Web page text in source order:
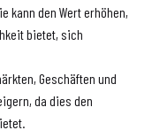
kann den Wert erhöhen,
bietet, sich
Geschäften und
da dies den